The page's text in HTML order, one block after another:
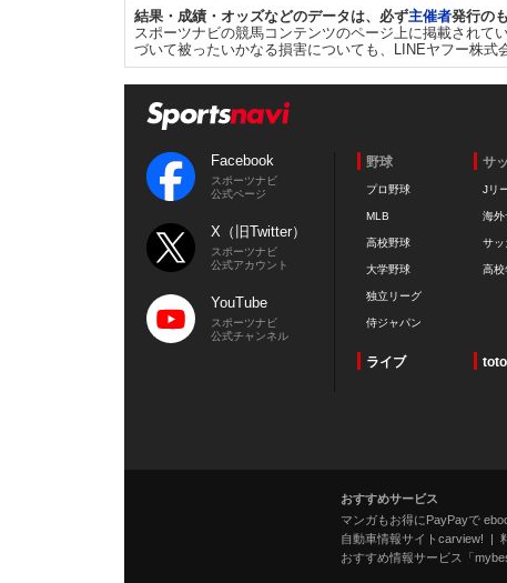
結果・成績・オッズなどのデータは、必ず主催者発行の
スポーツナビの競馬コンテンツのページ上に掲載されて
づいて被ったいかなる損害についても、LINEヤフー株式
Facebook
スポーツナビ
公式ページ
X（旧Twitter）
スポーツナビ
公式アカウント
YouTube
スポーツナビ
公式チャンネル
野球
プロ野球
MLB
高校野球
大学野球
独立リーグ
侍ジャパン
サ
Jリ
海外
サッ
高校
ライブ toto
おすすめサービス
マンガもお得にPayPayで
自動車情報サイトcarview!
おすすめ情報サービス「